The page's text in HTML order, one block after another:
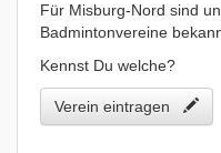
Für Misburg-Nord sind
Badmintonvereine
Kennst Du welche?
Verein eintragen